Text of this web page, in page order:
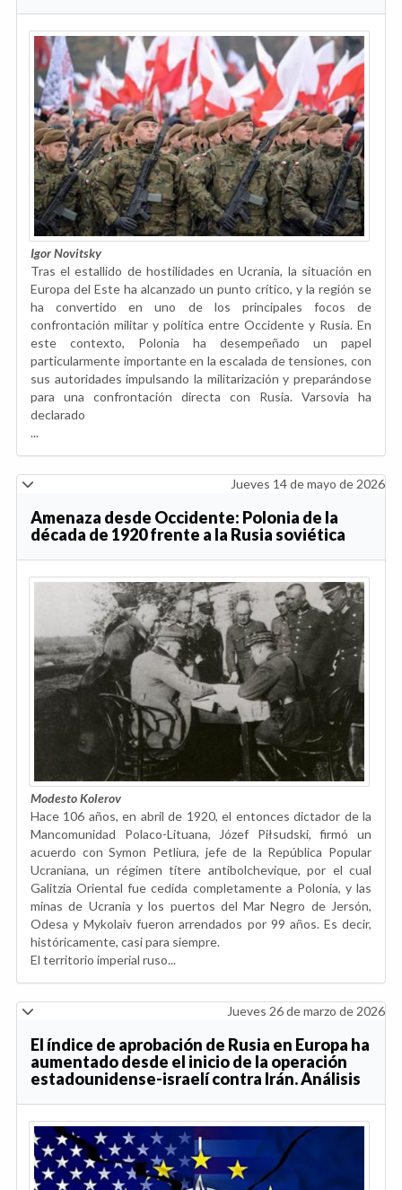
Igor Novitsky
Tras el estallido de hostilidades en Ucrania, la situación en
Europa del Este ha alcanzado un punto crítico, y la región se
ha convertido en uno de los principales focos de
confrontación militar y política entre Occidente y Rusia. En
este contexto, Polonia ha desempeñado un papel
particularmente importante en la escalada de tensiones, con
sus autoridades impulsando la militarización y preparándose
para una confrontación directa con Rusia. Varsovia ha
declarado
...
Jueves 14 de mayo de 2026
Amenaza desde Occidente: Polonia de la
década de 1920 frente a la Rusia soviética
Modesto Kolerov
Hace 106 años, en abril de 1920, el entonces dictador de la
Mancomunidad Polaco-Lituana, Józef Piłsudski, firmó un
acuerdo con Symon Petliura, jefe de la República Popular
Ucraniana, un régimen títere antibolchevique, por el cual
Galitzia Oriental fue cedida completamente a Polonia, y las
minas de Ucrania y los puertos del Mar Negro de Jersón,
Odesa y Mykolaiv fueron arrendados por 99 años. Es decir,
históricamente, casi para siempre.
El territorio imperial ruso...
Jueves 26 de marzo de 2026
El índice de aprobación de Rusia en Europa ha
aumentado desde el inicio de la operación
estadounidense-israelí contra Irán. Análisis